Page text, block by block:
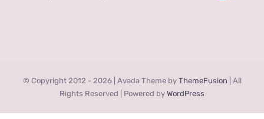
© Copyright 2012 - 2026 | Avada Theme by ThemeFusion | All
Rights Reserved | Powered by WordPress